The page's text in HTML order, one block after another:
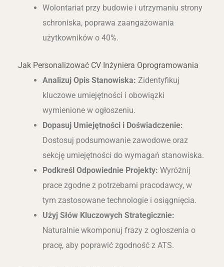
Wolontariat przy budowie i utrzymaniu strony
schroniska, poprawa zaangażowania
użytkowników o 40%.
Jak Personalizować CV Inżyniera Oprogramowania
Analizuj Opis Stanowiska: Zidentyfikuj
kluczowe umiejętności i obowiązki
wymienione w ogłoszeniu.
Dopasuj Umiejętności i Doświadczenie:
Dostosuj podsumowanie zawodowe oraz
sekcję umiejętności do wymagań stanowiska.
Podkreśl Odpowiednie Projekty: Wyróżnij
prace zgodne z potrzebami pracodawcy, w
tym zastosowane technologie i osiągnięcia.
Użyj Słów Kluczowych Strategicznie:
Naturalnie wkomponuj frazy z ogłoszenia o
pracę, aby poprawić zgodność z ATS.